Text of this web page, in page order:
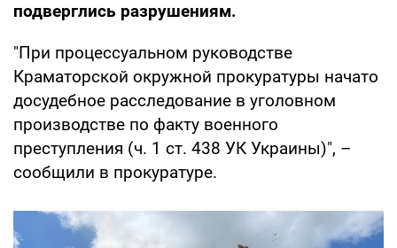
подверглись разрушениям.
"При процессуальном руководстве
Краматорской окружной прокуратуры начато
досудебное расследование в уголовном
производстве по факту военного
преступления (ч. 1 ст. 438 УК Украины)", –
сообщили в прокуратуре.